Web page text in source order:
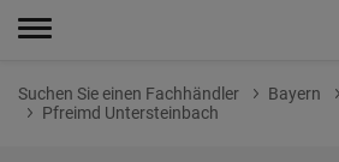
Suchen Sie einen Fachhändler Bayern
Pfreimd Untersteinbach